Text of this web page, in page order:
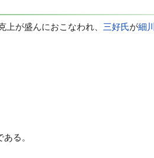
が盛んにおこなわれ、 三好氏が細
る。